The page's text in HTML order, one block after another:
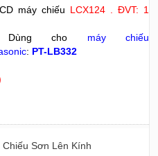
máy chiếu LCX124 . ĐVT: 1
cho máy chiếu
: PT-LB332
Chiếu Sơn Lên Kính